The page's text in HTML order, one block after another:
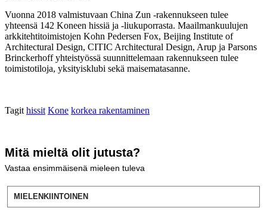
Vuonna 2018 valmistuvaan China Zun -rakennukseen tulee
yhteensä 142 Koneen hissiä ja -liukuporrasta. Maailmankuulujen
arkkitehtitoimistojen Kohn Pedersen Fox, Beijing Institute of
Architectural Design, CITIC Architectural Design, Arup ja Parsons
Brinckerhoff yhteistyössä suunnittelemaan rakennukseen tulee
toimistotiloja, yksityisklubi sekä maisematasanne.
Tagit hissit Kone korkea rakentaminen
Mitä mieltä olit jutusta?
Vastaa ensimmäisenä mieleen tuleva
MIELENKIINTOINEN